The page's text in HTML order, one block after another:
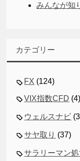
みんなが知
カテゴリー
FX (124)
VIX指数CFD (4)
ウェルスナビ
サヤ取り (37)
サラリーマン